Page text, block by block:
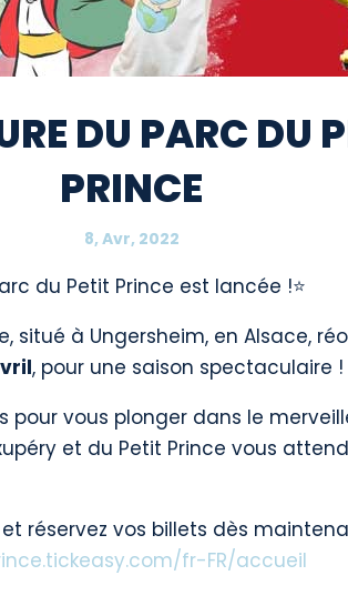
DU PARC DU
PRINCE
8, Avr, 2022
du Petit Prince est lancée !⭐
situé à Ungersheim, en Alsace,
, pour une saison spectaculaire !
pour vous plonger dans le
et du Petit Prince vous
réservez vos billets dès
fr-FR/accueil